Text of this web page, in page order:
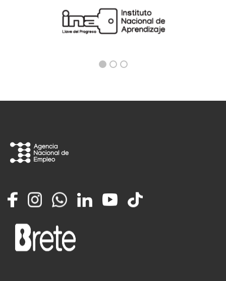
FacebookInstagramWhatsappLinkedInYouTube
TikTok